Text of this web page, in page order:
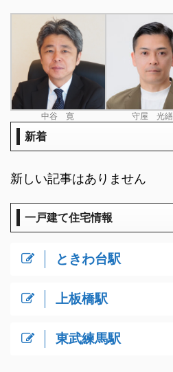
中谷 寛 守屋 光繕
新着
新しい記事はありません
一戸建て住宅情報
ときわ台駅
上板橋駅
東武練馬駅